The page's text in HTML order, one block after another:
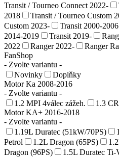
Transit / Tourneo Connect 2022-
2018
Transit / Tourneo Custom
Custom 2023-
Transit 2000-2006
2014-2019
Transit 2019-
2022
Ranger 2022-
Ranger
FanShop
- Zvolte variantu -
Novinky
Doplňky
Motor Ka 2008-2016
- Zvolte variantu -
1.2 MPI 4válec zážeh.
1.3
Motor KA+ 2016-2018
- Zvolte variantu -
1.19L Duratec (51kW/70PS)
Petrol
1.2L Dragon (65PS)
Dragon (96PS)
1.5L Duratec Ti-